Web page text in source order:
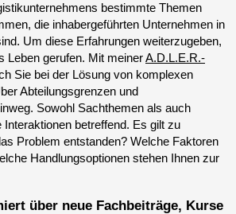
bestimmte Themen
die inhabergeführten Unternehmen in
Um diese Erfahrungen weiterzugeben,
Leben gerufen. Mit meinerA.D.L.E.R.-
Sie bei der Lösung von komplexen
Abteilungsgrenzen und
Sowohl Sachthemen als auch
betreffend. Es gilt zu
Problem entstanden? Welche Faktoren
Handlungsoptionen stehen Ihnen zur
über neue Fachbeiträge, Kurse